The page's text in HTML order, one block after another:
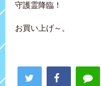
守護霊降臨！
お買い上げ～。